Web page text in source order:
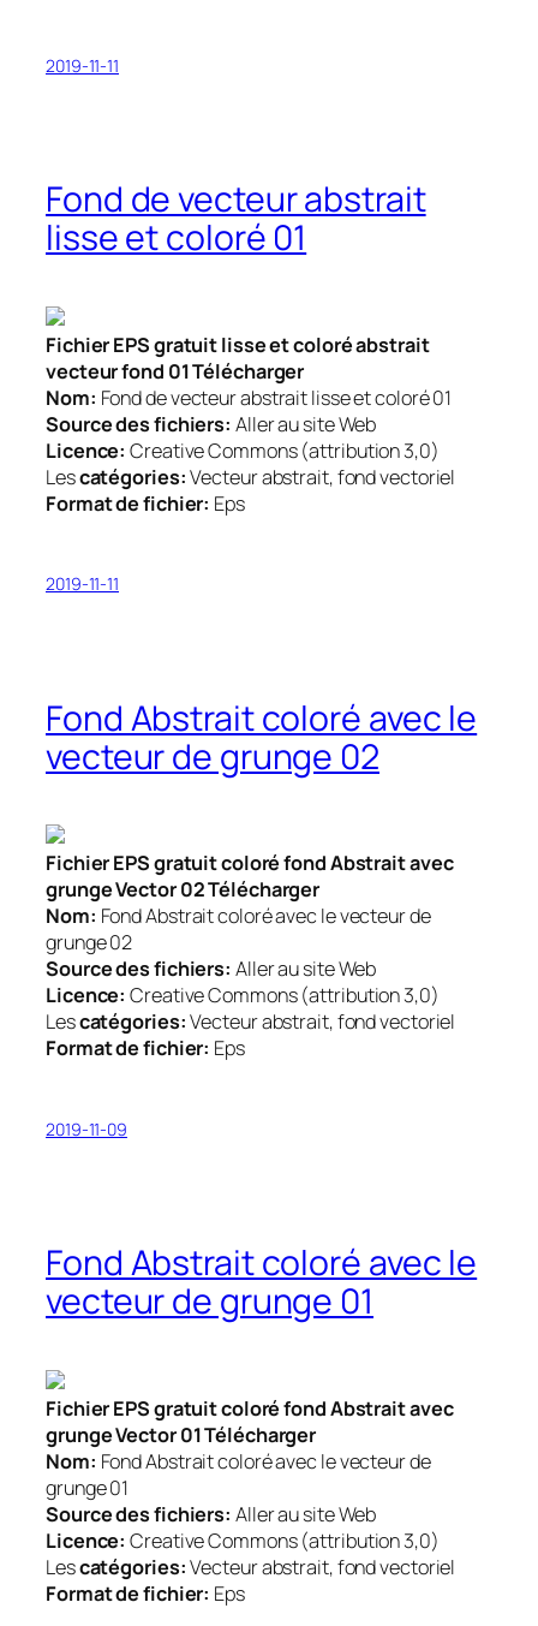
2019-11-11
Fond de vecteur abstrait
lisse et coloré 01
Fichier EPS gratuit lisse et coloré abstrait
vecteur fond 01 Télécharger
Nom: Fond de vecteur abstrait lisse et coloré 01
Source des fichiers: Aller au site Web
Licence: Creative Commons (attribution 3,0)
Lescatégories:Vecteur abstrait, fond vectoriel
Format de fichier: Eps
2019-11-11
Fond Abstrait coloré avec le
vecteur de grunge 02
Fichier EPS gratuit coloré fond Abstrait avec
grunge Vector 02 Télécharger
Nom: Fond Abstrait coloré avec le vecteur de
grunge 02
Source des fichiers: Aller au site Web
Licence: Creative Commons (attribution 3,0)
Lescatégories:Vecteur abstrait, fond vectoriel
Format de fichier: Eps
2019-11-09
Fond Abstrait coloré avec le
vecteur de grunge 01
Fichier EPS gratuit coloré fond Abstrait avec
grunge Vector 01 Télécharger
Nom: Fond Abstrait coloré avec le vecteur de
grunge 01
Source des fichiers: Aller au site Web
Licence: Creative Commons (attribution 3,0)
Lescatégories:Vecteur abstrait, fond vectoriel
Format de fichier: Eps